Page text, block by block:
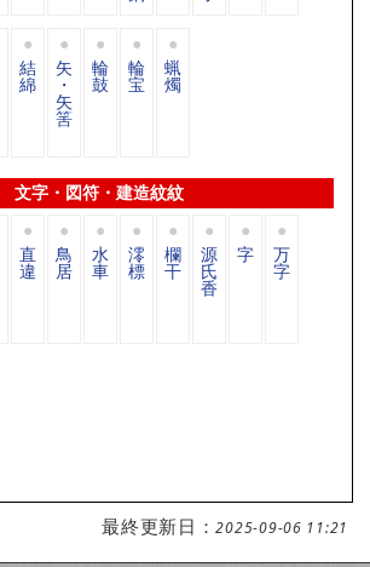
結
綿
矢
・
矢
筈
輪
鼓
輪
宝
蝋
燭
文字・図符・建造紋紋
直
違
鳥
居
水
車
澪
標
欄
干
源
氏
香
字 万
字
最終更新日：2025-09-06 11:21